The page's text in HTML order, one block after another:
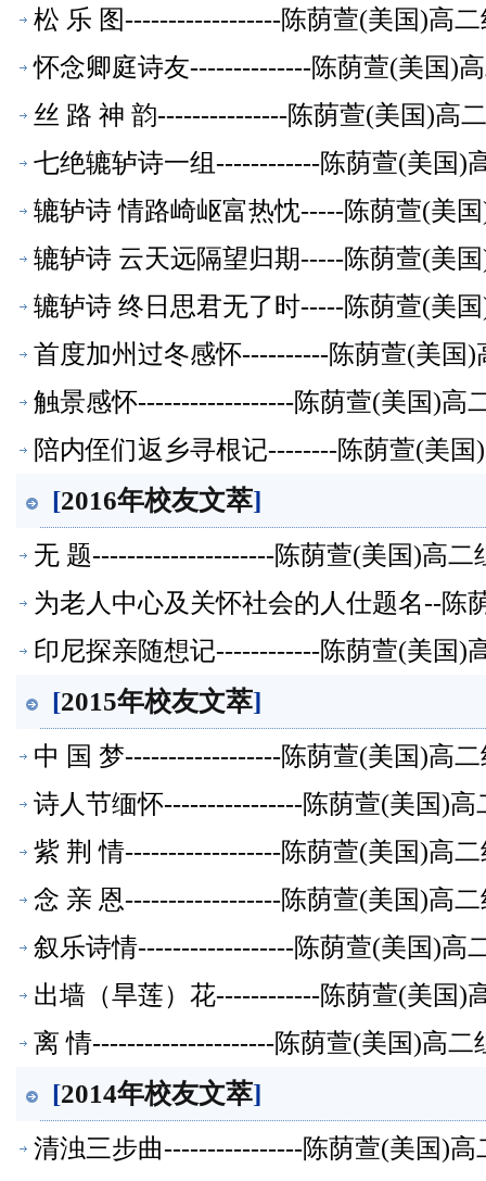
松 乐 图------------------陈荫萱(美国)高
怀念卿庭诗友--------------陈荫萱(美国)
丝 路 神 韵---------------陈荫萱(美国)高
七绝辘轳诗一组------------陈荫萱(美国)
辘轳诗 情路崎岖富热忱-----陈荫萱(美
辘轳诗 云天远隔望归期-----陈荫萱(美
辘轳诗 终日思君无了时-----陈荫萱(美
首度加州过冬感怀----------陈荫萱(美国
触景感怀------------------陈荫萱(美国)高
陪内侄们返乡寻根记--------陈荫萱(美
[2016年校友文萃]
无 题---------------------陈荫萱(美国)高二
为老人中心及关怀社会的人仕题名--陈
印尼探亲随想记------------陈荫萱(美国)
[2015年校友文萃]
中 国 梦------------------陈荫萱(美国)高
诗人节缅怀----------------陈荫萱(美国)高
紫 荆 情------------------陈荫萱(美国)高
念 亲 恩------------------陈荫萱(美国)高
叙乐诗情------------------陈荫萱(美国)高
出墙（旱莲）花------------陈荫萱(美国)
离 情---------------------陈荫萱(美国)高二
[2014年校友文萃]
清浊三步曲----------------陈荫萱(美国)高